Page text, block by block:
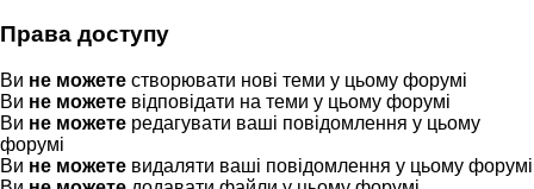
Права доступу
Ви не можете створювати нові теми у цьому форумі
Ви не можете відповідати на теми у цьому форумі
Ви не можете редагувати ваші повідомлення у цьому
форумі
Ви не можете видаляти ваші повідомлення у цьому форумі